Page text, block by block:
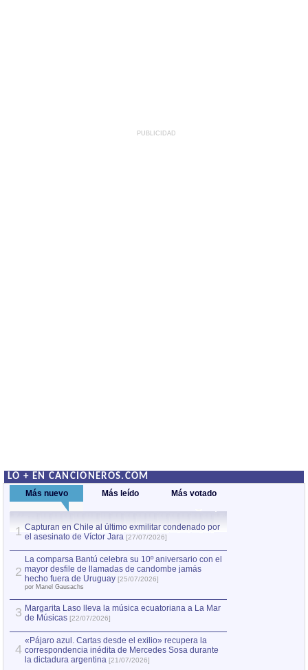
PUBLICIDAD
LO + EN CANCIONEROS.COM
Más nuevo Más leído Más votado
1 Capturan en Chile al último exmilitar condenado por
el asesinato de Víctor Jara [27/07/2026]
2
La comparsa Bantú celebra su 10º aniversario con el
mayor desfile de llamadas de candombe jamás
hecho fuera de Uruguay [25/07/2026]
por Manel Gausachs
3 Margarita Laso lleva la música ecuatoriana a La Mar
de Músicas [22/07/2026]
4
«Pájaro azul. Cartas desde el exilio» recupera la
correspondencia inédita de Mercedes Sosa durante
la dictadura argentina [21/07/2026]